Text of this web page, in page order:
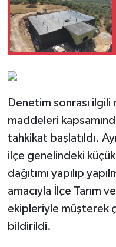
Denetim sonrası ilgili
maddeleri
tahkikat başlatıldı.
ilçe genelindeki
dağıtımı yapılıp
amacıyla İlçe Tarım
ekipleriyle müşterek
bildirildi.